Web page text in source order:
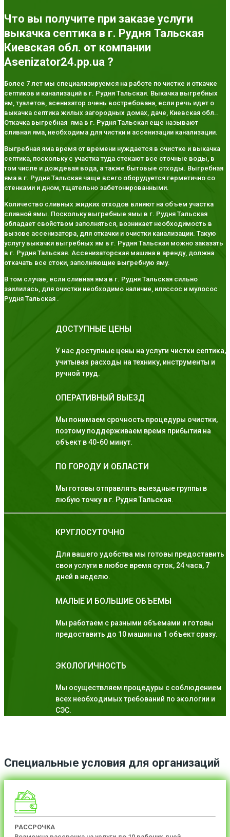
Что вы получите при заказе услуги
выкачка септика в г. Рудня Тальская
Киевская обл. от компании
Asenizator24.pp.ua ?
Более 7 лет мы специализируемся на работе по чистке и откачке
септиков и канализаций в г. Рудня Тальская. Выкачка выгребных
ям, туалетов, асенизатор очень востребована, если речь идет о
выкачка септика жилых загородных домах, даче, Киевская обл..
Откачка выгребная яма в г. Рудня Тальская еще называют
сливная яма, необходима для чистки и ассенизации канализации.
Выгребная яма время от времени нуждается в очистке и выкачка
септика, поскольку с участка туда стекают все сточные воды, в
том числе и дождевая вода, а также бытовые отходы. Выгребная
яма в г. Рудня Тальская чаще всего оборудуется герметично со
стенками и дном, тщательно забетонированными.
Количество сливных жидких отходов влияют на объем участка
сливной ямы. Поскольку выгребные ямы в г. Рудня Тальская
обладает свойством заполняться, возникает необходимость в
вызове ассенизатора, для откачки и очистки канализации. Такую
услугу выкачки выгребных ям в г. Рудня Тальская можно заказать
в г. Рудня Тальская. Ассенизаторская машина в аренду, должна
откачать все стоки, заполняющие выгребную яму.
В том случае, если сливная яма в г. Рудня Тальская сильно
заилилась, для очистки необходимо наличие, илиссос и мулосос
Рудня Тальская .
ДОСТУПНЫЕ ЦЕНЫ
У нас доступные цены на услуги чистки септика,
учитывая расходы на технику, инструменты и
ручной труд.
ОПЕРАТИВНЫЙ ВЫЕЗД
Мы понимаем срочность процедуры очистки,
поэтому поддерживаем время прибытия на
объект в 40-60 минут.
ПО ГОРОДУ И ОБЛАСТИ
Мы готовы отправлять выездные группы в
любую точку в г. Рудня Тальская.
КРУГЛОСУТОЧНО
Для вашего удобства мы готовы предоставить
свои услуги в любое время суток, 24 часа, 7
дней в неделю.
МАЛЫЕ И БОЛЬШИЕ ОБЪЕМЫ
Мы работаем с разными объемами и готовы
предоставить до 10 машин на 1 объект сразу.
ЭКОЛОГИЧНОСТЬ
Мы осуществляем процедуры с соблюдением
всех необходимых требований по экологии и
СЭС.
Специальные условия для организаций
РАССРОЧКА